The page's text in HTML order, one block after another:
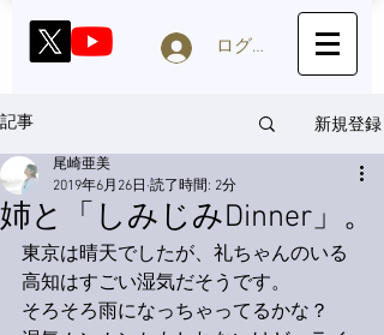
ログイン
記事 新規登録
姉と「しみじみDinner」。
尾崎亜美
2019年6月26日 読了時間: 2分
東京は晴天でしたが、礼ちゃんのいる
高知はすごい湿気だそうです。
そろそろ雨になっちゃってるかな？